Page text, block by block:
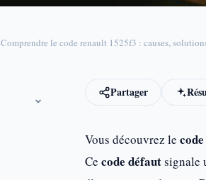
Comprendre le code renault 1525f3 : causes,
Partager
Vous découvrez le
Ce code défautsignale